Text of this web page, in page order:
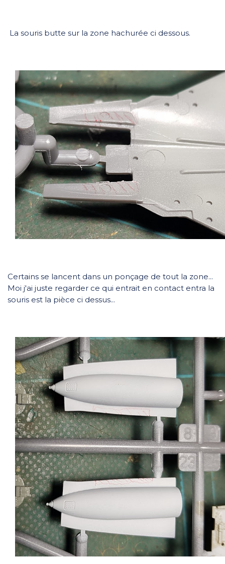
La souris butte sur la zone hachurée ci dessous.
Certains se lancent dans un ponçage de tout la zone...
Moi j'ai juste regarder ce qui entrait en contact entra la
souris est la pièce ci dessus...